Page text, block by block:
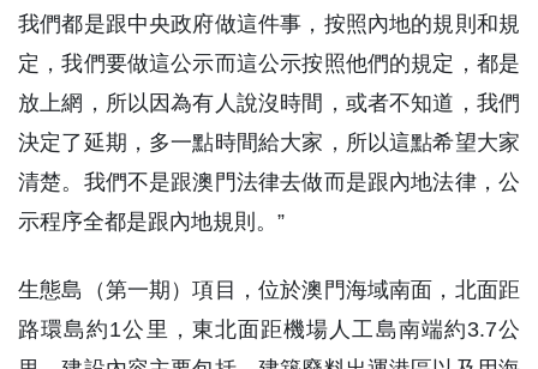
我們都是跟中央政府做這件事，按照內地的規則和規
定，我們要做這公示而這公示按照他們的規定，都是
放上網，所以因為有人說沒時間，或者不知道，我們
決定了延期，多一點時間給大家，所以這點希望大家
清楚。我們不是跟澳門法律去做而是跟內地法律，公
示程序全都是跟內地規則。”
生態島（第一期）項目，位於澳門海域南面，北面距
路環島約1公里，東北面距機場人工島南端約3.7公